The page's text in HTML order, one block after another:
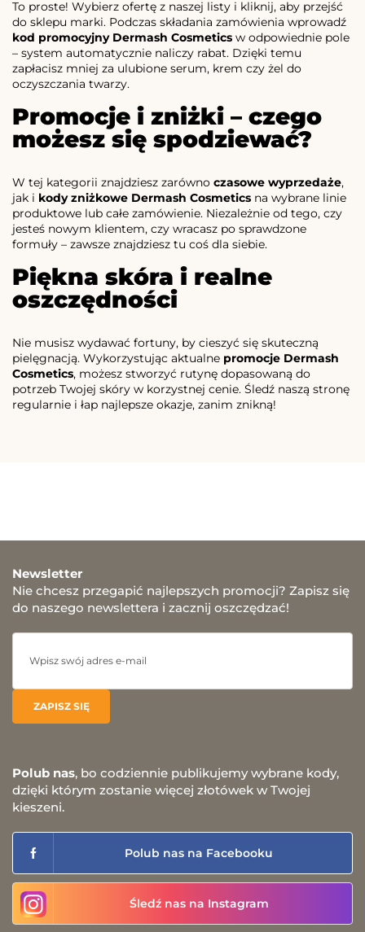
To proste! Wybierz ofertę z naszej listy i kliknij, aby przejść
do sklepu marki. Podczas składania zamówienia wprowadź
kod promocyjny Dermash Cosmetics w odpowiednie pole
– system automatycznie naliczy rabat. Dzięki temu
zapłacisz mniej za ulubione serum, krem czy żel do
oczyszczania twarzy.
Promocje i zniżki – czego
możesz się spodziewać?
W tej kategorii znajdziesz zarówno czasowe wyprzedaże,
jak i kody zniżkowe Dermash Cosmetics na wybrane linie
produktowe lub całe zamówienie. Niezależnie od tego, czy
jesteś nowym klientem, czy wracasz po sprawdzone
formuły – zawsze znajdziesz tu coś dla siebie.
Piękna skóra i realne
oszczędności
Nie musisz wydawać fortuny, by cieszyć się skuteczną
pielęgnacją. Wykorzystując aktualne promocje Dermash
Cosmetics, możesz stworzyć rutynę dopasowaną do
potrzeb Twojej skóry w korzystnej cenie. Śledź naszą stronę
regularnie i łap najlepsze okazje, zanim znikną!
Newsletter
Nie chcesz przegapić najlepszych promocji? Zapisz się
do naszego newslettera i zacznij oszczędzać!
Polub nas, bo codziennie publikujemy wybrane kody,
dzięki którym zostanie więcej złotówek w Twojej
kieszeni.
Polub nas na Facebooku
Śledź nas na Instagram